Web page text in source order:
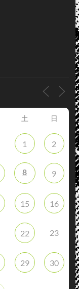
土 日
1 2
8 9
15 16
22 23
29 30